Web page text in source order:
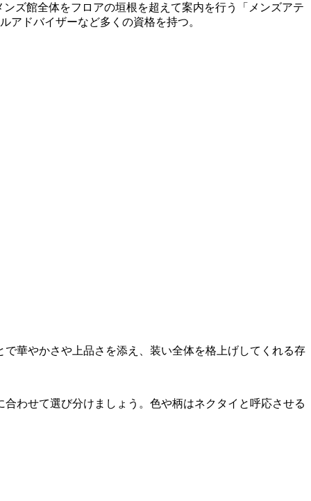
ズ館全体をフロアの垣根を超えて案内を行う「メンズアテ
アドバイザーなど多くの資格を持つ。
華やかさや上品さを添え、装い全体を格上げしてくれる存
わせて選び分けましょう。色や柄はネクタイと呼応させる